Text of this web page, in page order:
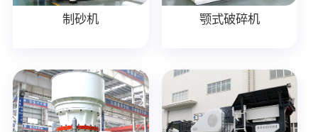
制砂机 颚式破碎机